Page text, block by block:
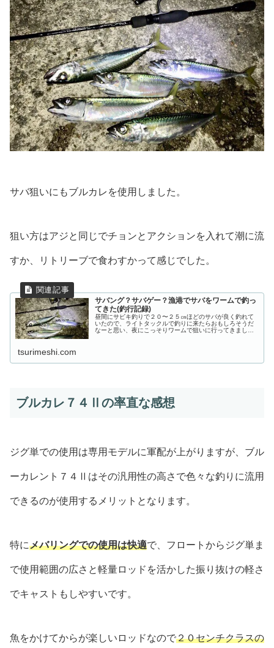
サバ狙いにもブルカレを使用しました。
狙い方はアジと同じでチョンとアクションを入れて潮に流
すか、リトリーブで食わすかって感じでした。
サバング？サバゲー？漁港でサバをワームで釣っ
てきた(釣行記録)
昼間にサビキ釣りで２０〜２５㎝ほどのサバが良く釣れて
いたので、ライトタックルで釣りに来たらおもしろそうだ
なーと思い、夜にこっそりワームで狙いに行ってきまし
tsurimeshi.com
ブルカレ７４Ⅱの率直な感想
ジグ単での使用は専用モデルに軍配が上がりますが、ブル
ーカレント７４Ⅱはその汎用性の高さで色々な釣りに流用
できるのが使用するメリットとなります。
特にメバリングでの使用は快適で、フロートからジグ単ま
で使用範囲の広さと軽量ロッドを活かした振り抜けの軽さ
でキャストもしやすいです。
魚をかけてからが楽しいロッドなので２０センチクラスの